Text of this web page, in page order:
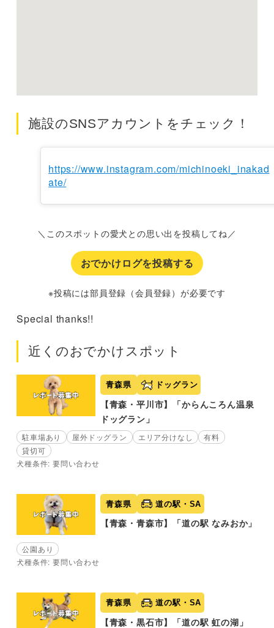
施設のSNSアカウントをチェック！
https://www.instagram.com/michinoeki_inakad
ate/
＼このスポットの愛犬との思い出を投稿してね／
おでかけログを投稿する
※投稿には部員登録（会員登録）が必要です
Special thanks!!
近くのおでかけスポット
青森県 ドッグラン
【青森・平川市】「からんころん温泉
ドッグラン」
駐車場あり 屋外ドッグラン エリア分けなし
有料
貸切可
犬種条件: 要問い合わせ
青森県 道の駅・SA
【青森・青森市】「道の駅 なみおか」
公園あり
犬種条件: 要問い合わせ
青森県 道の駅・SA
【青森・黒石市】「道の駅 虹の湖」